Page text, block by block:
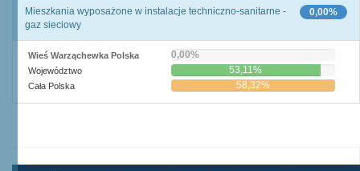
0,00%
Mieszkania wyposażone w instalacje techniczno-sanitarne -
gaz sieciowy
Wieś Warząchewka Polska 0,00%
Województwo 53,11%
Cała Polska 58,32%